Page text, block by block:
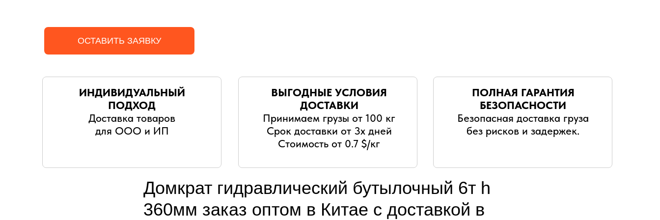
ОСТАВИТЬ ЗАЯВКУ
ВЫГОДНЫЕ УСЛОВИЯ
ДОСТАВКИ
Принимаем грузы от 100 кг
Срок доставки от 3х дней
Стоимость от 0.7 $/кг
ПОЛНАЯ ГАРАНТИЯ
БЕЗОПАСНОСТИ
Безопасная доставка груза
без рисков и задержек.
ИНДИВИДУАЛЬНЫЙ
ПОДХОД
Доставка товаров
для ООО и ИП
Домкрат гидравлический бутылочный 6т h
360мм заказ оптом в Китае с доставкой в